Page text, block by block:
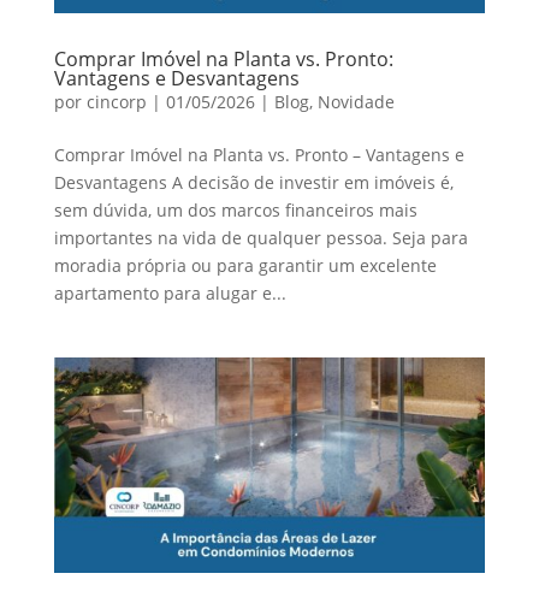
Comprar Imóvel na Planta vs. Pronto:
Vantagens e Desvantagens
por cincorp | 01/05/2026| Blog, Novidade
Comprar Imóvel na Planta vs. Pronto – Vantagens e
Desvantagens A decisão de investir em imóveis é,
sem dúvida, um dos marcos financeiros mais
importantes na vida de qualquer pessoa. Seja para
moradia própria ou para garantir um excelente
apartamento para alugar e...